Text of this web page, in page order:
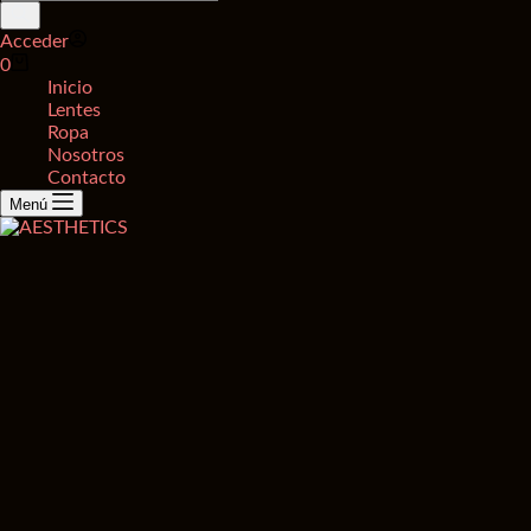
de
productos
Acceder
Carro
compra
0
Inicio
Lentes
Ropa
Nosotros
Contacto
Menú